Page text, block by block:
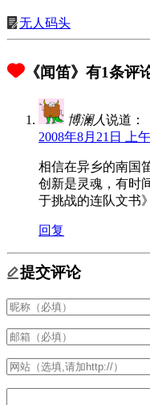
《闻笛》有1条评
博澜人说道：
2008年8月21日 上
相信在异乡的南国
创新是灵魂，有时
于挑战的连队文书
回复
提交评论
无人码头